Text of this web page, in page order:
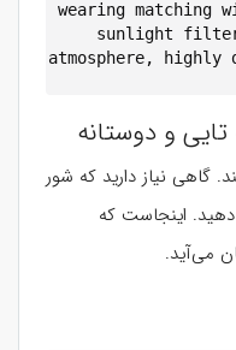
wearing matching
sunlight
atmosphere,
نیاز دارید که شور
اینجاست که
می‌آید.